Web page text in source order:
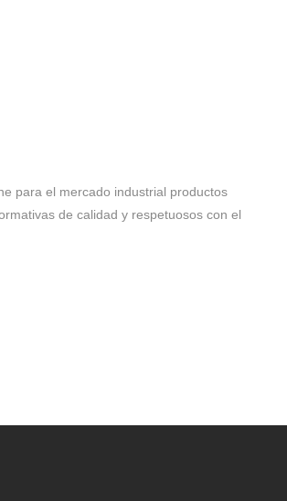
para el mercado industrial productos
de calidad y respetuosos con el